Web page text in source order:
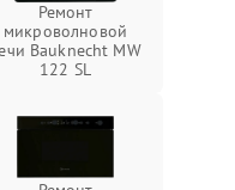
Ремонт
микроволновой
Bauknecht MW
122 SL